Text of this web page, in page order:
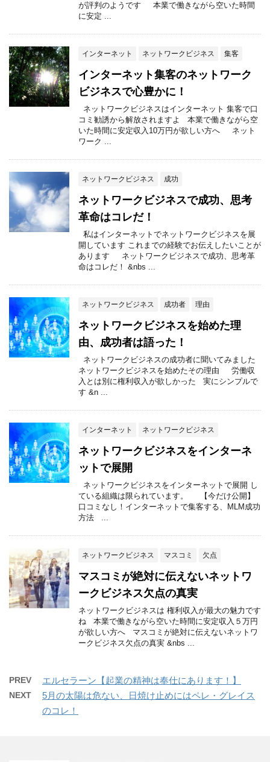
が評判のようです 本業で働きながら空いた時間
に安定 ...
インターネット ネットワークビジネス 集客
インターネット集客のネットワーク
ビジネスで心豊かに！
ネットワークビジネスはインターネット 集客で口
コミ勧誘から解放されますよ 本業で働きながら空
いた時間に安定収入10万円が欲しい方へ ネット
ワーク ...
ネットワークビジネス 成功
ネットワークビジネスで成功、思考
革命はコレだ！
私はインターネットでネットワークビジネスを展
開しています これまでの経験でお伝えしたいことが
あります ネットワークビジネスで成功、思考革
命はコレだ！ &nbs ...
ネットワークビジネス 成功者 理由
ネットワークビジネスを始めた理
由、成功者は語った！
ネットワークビジネスの成功者に聞いてみました
ネットワークビジネスを始めたその理由 労働収
入とは別に権利収入が欲しかった 実にシンプルで
す &n ...
インターネット ネットワークビジネス
ネットワークビジネスをインターネ
ットで展開
ネットワークビジネスをインターネットで展開 し
ている組織は限られています。 【今だけ公開】
口コミなし！インターネットで集客する、MLM成功
方法 ...
ネットワークビジネス マスコミ 欠点
マスコミが絶対に伝えないネットワ
ークビジネス欠点の真実
ネットワークビジネスは 権利収入が最大の魅力です
ね 本業で働きながら空いた時間に安定収入５万円
が欲しい方へ マスコミが絶対に伝えないネットワ
ークビジネス欠点の真実 &nbs ...
PREV エルセラーン【起業の精神は奉仕にあります！】
NEXT
5月の太陽は危ない、日焼け止めにはペレ・グレイス
のコレ！